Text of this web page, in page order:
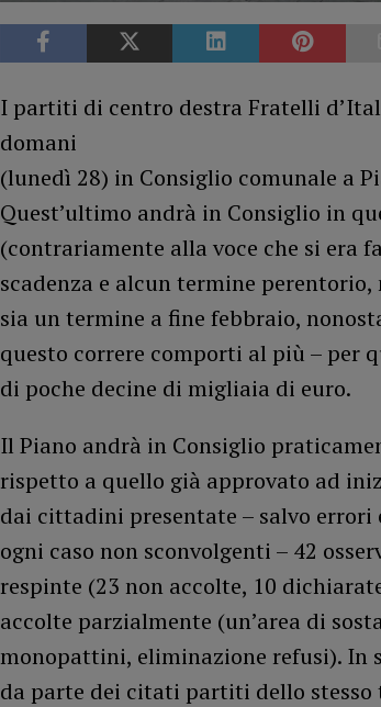
I partiti di centro destra Fratelli
domani
(lunedì 28) in Consiglio comunale a
Quest’ultimo andrà in Consiglio in
(contrariamente alla voce che si era
scadenza e alcun termine
sia un termine a fine febbraio,
questo correre comporti al più – per
di poche decine di migliaia di euro.
Il Piano andrà in Consiglio
rispetto a quello già approvato ad
dai cittadini presentate – salvo errori
ogni caso non sconvolgenti – 42
respinte (23 non accolte, 10
accolte parzialmente (un’area di
monopattini, eliminazione refusi). In
da parte dei citati partiti dello stesso